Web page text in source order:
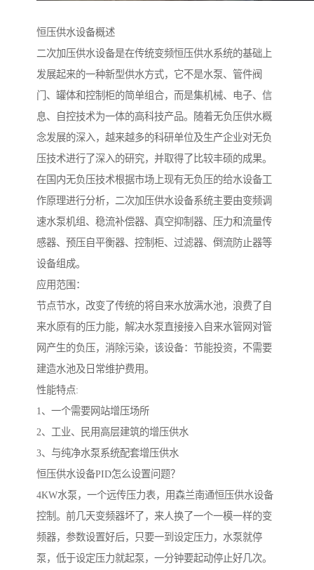
恒压供水设备概述
二次加压供水设备是在传统变频恒压供水系统的基础上
发展起来的一种新型供水方式，它不是水泵、管件阀
门、罐体和控制柜的简单组合，而是集机械、电子、信
息、自控技术为一体的高科技产品。随着无负压供水概
念发展的深入，越来越多的科研单位及生产企业对无负
压技术进行了深入的研究，并取得了比较丰硕的成果。
在国内无负压技术根据市场上现有无负压的给水设备工
作原理进行分析，二次加压供水设备系统主要由变频调
速水泵机组、稳流补偿器、真空抑制器、压力和流量传
感器、预压自平衡器、控制柜、过滤器、倒流防止器等
设备组成。
应用范围：
节点节水，改变了传统的将自来水放满水池，浪费了自
来水原有的压力能，解决水泵直接接入自来水管网对管
网产生的负压，消除污染，该设备：节能投资，不需要
建造水池及日常维护费用。
性能特点:
1、一个需要网站增压场所
2、工业、民用高层建筑的增压供水
3、与纯净水泵系统配套增压供水
恒压供水设备PID怎么设置问题？
4KW水泵，一个远传压力表，用森兰南通恒压供水设备
控制。前几天变频器坏了，来人换了一个一模一样的变
频器，参数设置好后，只要一到设定压力，水泵就停
泵，低于设定压力就起泵，一分钟要起动停止好几次。